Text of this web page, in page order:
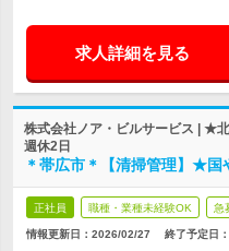
求人詳細を見る
株式会社ノア・ビルサービス | ★
週休2日
＊帯広市＊【清掃管理】★国
正社員 職種・業種未経験OK 急
情報更新日：2026/02/27 終了予定日：